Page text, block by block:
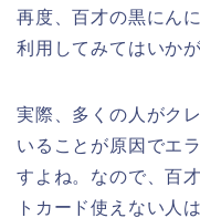
再度、百才の黒にん
利用してみてはいか
実際、多くの人がク
いることが原因でエ
すよね。なので、百
トカード使えない人